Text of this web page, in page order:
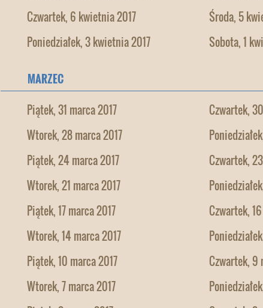
Czwartek, 6 kwietnia 2017
Środa, 5
Poniedziałek, 3 kwietnia 2017
Sobota, 1
MARZEC
Piątek, 31 marca 2017
Czwartek,
Wtorek, 28 marca 2017
Piątek, 24 marca 2017
Czwartek,
Wtorek, 21 marca 2017
Piątek, 17 marca 2017
Czwartek,
Wtorek, 14 marca 2017
Piątek, 10 marca 2017
Czwartek, 9
Wtorek, 7 marca 2017